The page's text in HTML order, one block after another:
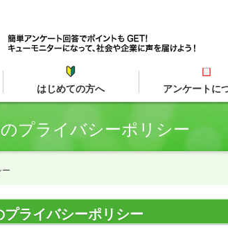
はじめての方へ アンケートに
プライバシーポリシー
ライバシーポリシー